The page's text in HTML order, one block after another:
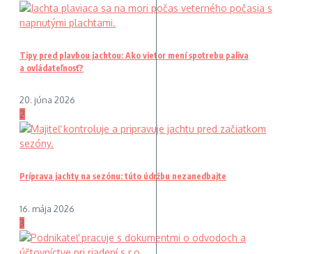
Tipy pred plavbou jachtou: Ako vietor mení spotrebu paliva
a ovládateľnosť?
20. júna 2026
2
Príprava jachty na sezónu: túto údržbu nezanedbajte
16. mája 2026
3